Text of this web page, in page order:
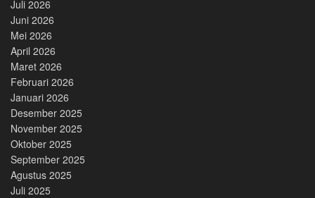
Juli 2026
Juni 2026
Mei 2026
April 2026
Maret 2026
Februari 2026
Januari 2026
Desember 2025
November 2025
Oktober 2025
September 2025
Agustus 2025
Juli 2025